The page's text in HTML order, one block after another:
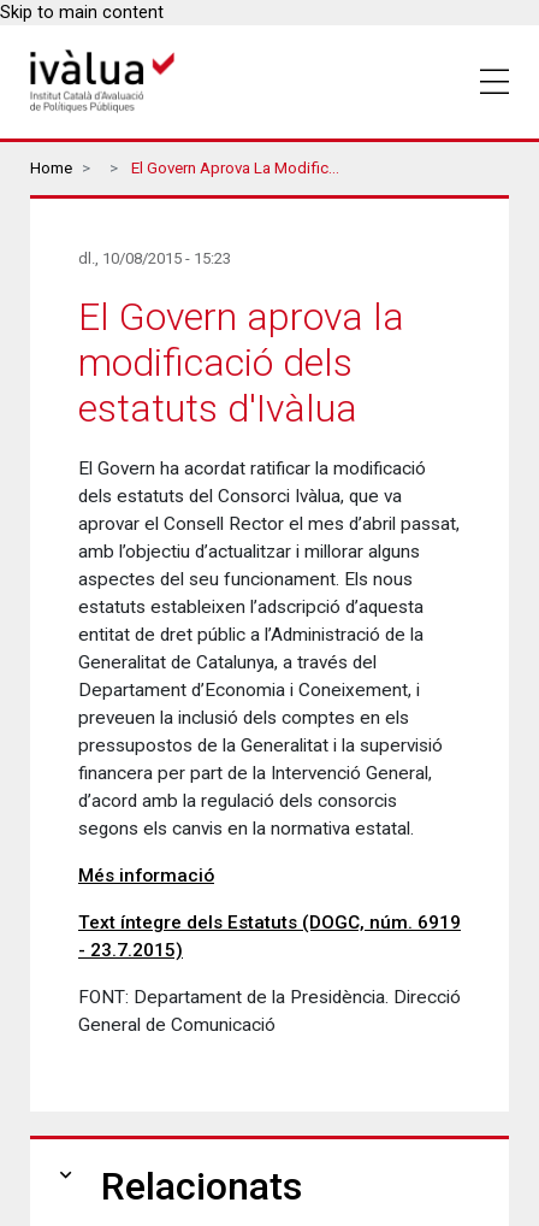
Skip to main content
Breadcrumbs
Home El Govern Aprova La Modificació Dels Estatuts D'Ivàlua
dl., 10/08/2015 - 15:23
El Govern aprova la
modificació dels
estatuts d'Ivàlua
El Govern ha acordat ratificar la modificació
dels estatuts del Consorci Ivàlua, que va
aprovar el Consell Rector el mes d’abril passat,
amb l’objectiu d’actualitzar i millorar alguns
aspectes del seu funcionament. Els nous
estatuts estableixen l’adscripció d’aquesta
entitat de dret públic a l’Administració de la
Generalitat de Catalunya, a través del
Departament d’Economia i Coneixement, i
preveuen la inclusió dels comptes en els
pressupostos de la Generalitat i la supervisió
financera per part de la Intervenció General,
d’acord amb la regulació dels consorcis
segons els canvis en la normativa estatal.
Més informació
Text íntegre dels Estatuts (DOGC, núm. 6919
- 23.7.2015)
FONT: Departament de la Presidència. Direcció
General de Comunicació
expand_more Relacionats